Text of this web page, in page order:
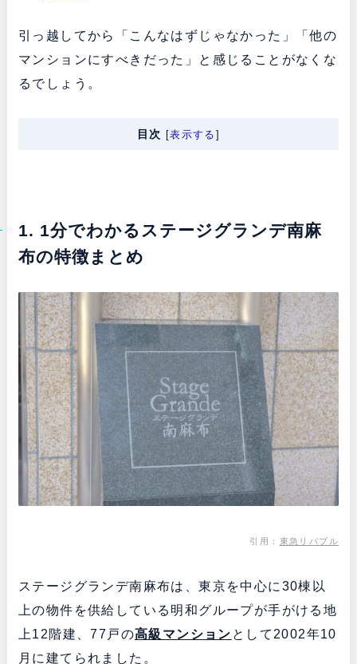
引っ越してから「こんなはずじゃなかった」「他の
マンションにすべきだった」と感じることがなくな
るでしょう。
目次 [表示する ]
1. 1分でわかるステージグランデ南麻
布の特徴まとめ
引用： 東急リバブル
ステージグランデ南麻布は、東京を中心に30棟以
上の物件を供給している明和グループが手がける地
上12階建、77戸の高級マンション として2002年10
月に建てられました。